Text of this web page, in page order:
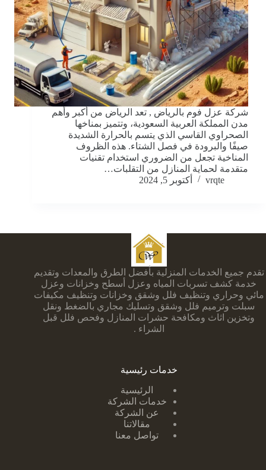
شركة عزل فوم بالرياض , تعد الرياض من أكبر وأهم
مدن المملكة العربية السعودية، وتتميز بمناخها
الصحراوي القاسي الذي يتسم بالحرارة الشديدة
صيفًا والبرودة في فصل الشتاء. هذه الظروف
المناخية تجعل من الضروري استخدام تقنيات
متقدمة لحماية المنازل من التقلبات…
vrqte
أكتوبر 5, 2024
تقدم جميع الخدمات المنزلية بأفضل الطرق والمعدات وتقديم
خدمة كشف تسربات المياه وعزل أسطح وخزانات وعزل
مائي وحراري وتنظيف فلل وشقق وخزانات وتنظيف مكيفات
سبلت وترميم فلل وشقق وتسليك مجاري بالضغط ونقل
وتخزين اثاث ومكافحة حشرات المنازل وفحص فلل قبل
الشراء .
خدمات رئيسية
الرئيسية
خدمات الشركة
عن الشركة
مقالاتنا
تواصل معنا